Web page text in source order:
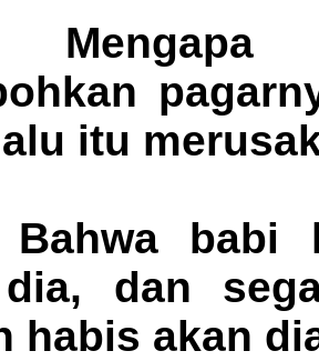
itu
Bahwa babi
dan
habis akan